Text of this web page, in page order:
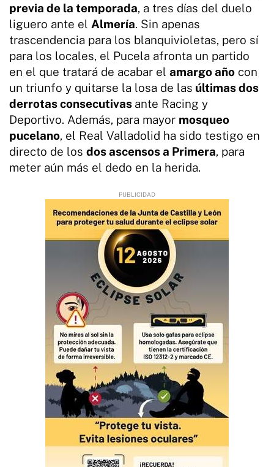
previa de la temporada, a tres días del duelo
liguero ante el Almería. Sin apenas
trascendencia para los blanquivioletas, pero sí
para los locales, el Pucela afronta un partido
en el que tratará de acabar el amargo año con
un triunfo y quitarse la losa de las últimas dos
derrotas consecutivas ante Racing y
Deportivo. Además, para mayor mosqueo
pucelano, el Real Valladolid ha sido testigo en
directo de los dos ascensos a Primera, para
meter aún más el dedo en la herida.